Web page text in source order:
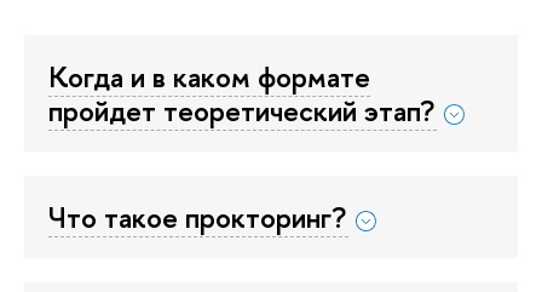
Когда и в каком формате
пройдет теоретический этап?
Что такое прокторинг?